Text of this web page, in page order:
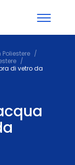
di vetro da